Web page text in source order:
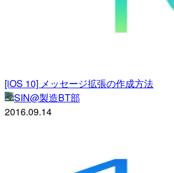
[iOS 10] メッセージ拡張の作成方法
SIN@製造BT部
2016.09.14